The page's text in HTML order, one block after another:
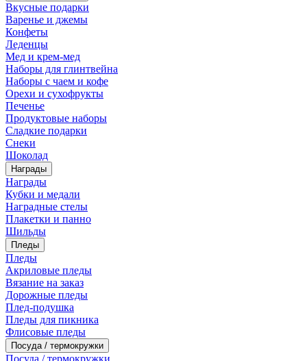
Вкусные подарки
Варенье и джемы
Конфеты
Леденцы
Мед и крем-мед
Наборы для глинтвейна
Наборы с чаем и кофе
Орехи и сухофрукты
Печенье
Продуктовые наборы
Сладкие подарки
Снеки
Шоколад
Награды
Награды
Кубки и медали
Наградные стелы
Плакетки и панно
Шильды
Пледы
Пледы
Акриловые пледы
Вязание на заказ
Дорожные пледы
Плед-подушка
Пледы для пикника
Флисовые пледы
Посуда / термокружки
Посуда / термокружки